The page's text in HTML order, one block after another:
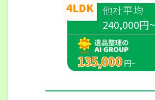
4LDK 他社平均
240,000円~
135,000 円~